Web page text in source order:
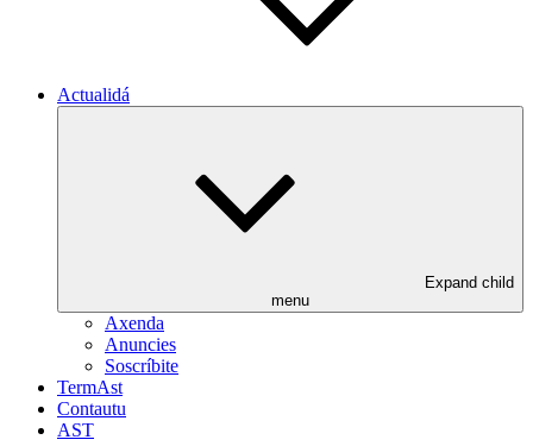
Actualidá
Expand child
menu
Axenda
Anuncies
Soscríbite
TermAst
Contautu
AST